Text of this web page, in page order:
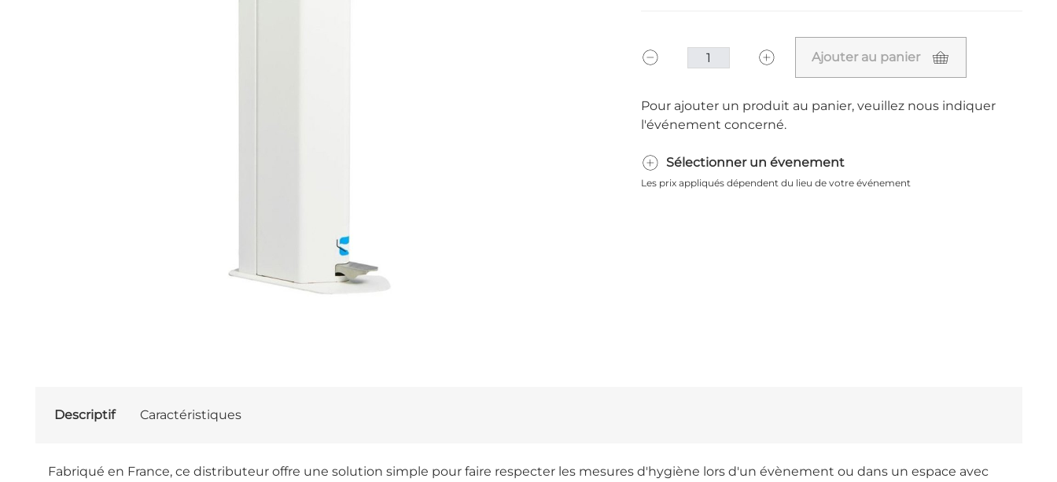
Ajouter au panier
Pour ajouter un produit au panier, veuillez nous indiquer
l'événement concerné.
Sélectionner un évenement
Les prix appliqués dépendent du lieu de votre événement
Descriptif Caractéristiques
Fabriqué en France, ce distributeur offre une solution simple pour faire respecter les mesures d'hygiène lors d'un évènement ou dans un espace avec